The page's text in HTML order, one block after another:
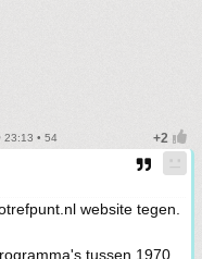
23:13 • 54
website tegen.
tussen 1970